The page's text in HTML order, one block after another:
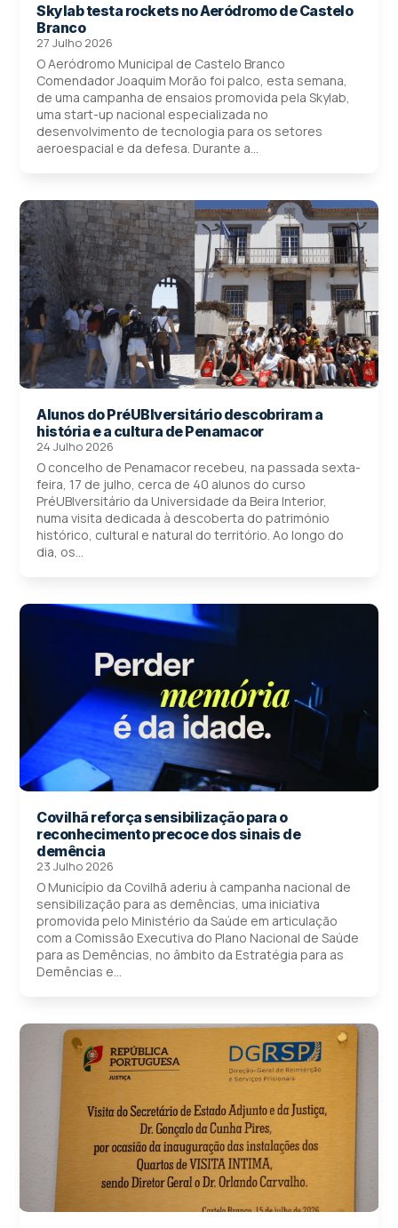
Skylab testa rockets no Aeródromo de Castelo
Branco
27 Julho 2026
O Aeródromo Municipal de Castelo Branco
Comendador Joaquim Morão foi palco, esta semana,
de uma campanha de ensaios promovida pela Skylab,
uma start-up nacional especializada no
desenvolvimento de tecnologia para os setores
aeroespacial e da defesa. Durante a...
Alunos do PréUBIversitário descobriram a
história e a cultura de Penamacor
24 Julho 2026
O concelho de Penamacor recebeu, na passada sexta-
feira, 17 de julho, cerca de 40 alunos do curso
PréUBIversitário da Universidade da Beira Interior,
numa visita dedicada à descoberta do património
histórico, cultural e natural do território. Ao longo do
dia, os...
Covilhã reforça sensibilização para o
reconhecimento precoce dos sinais de
demência
23 Julho 2026
O Município da Covilhã aderiu à campanha nacional de
sensibilização para as demências, uma iniciativa
promovida pelo Ministério da Saúde em articulação
com a Comissão Executiva do Plano Nacional de Saúde
para as Demências, no âmbito da Estratégia para as
Demências e...